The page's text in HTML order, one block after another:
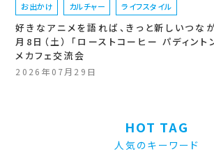
お出かけ カルチャー ライフスタイル
好きなアニメを語れば、きっと新しいつな
月8日（土） 「ローストコーヒー パディント
メカフェ交流会
2026年07月29日
HOT TAG
人気のキーワード